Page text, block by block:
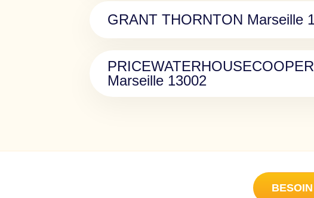
GRANT THORNTON Marseille
Marseille 13002